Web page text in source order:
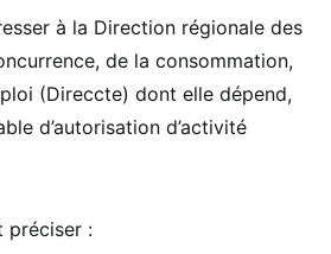
à la Direction régionale des
de la consommation,
(Direccte) dont elle dépend,
d’autorisation d’activité
préciser :